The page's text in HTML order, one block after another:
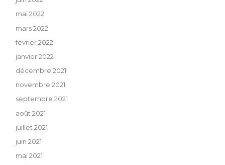
mai 2022
mars 2022
février 2022
janvier 2022
décembre 2021
novembre 2021
septembre 2021
août 2021
juillet 2021
juin 2021
mai 2021